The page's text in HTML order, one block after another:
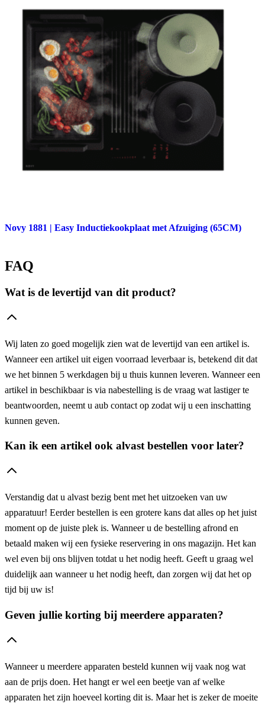
Novy 1881 | Easy Inductiekookplaat met Afzuiging (65CM)
FAQ
Wat is de levertijd van dit product?
Wij laten zo goed mogelijk zien wat de levertijd van een artikel is.
Wanneer een artikel uit eigen voorraad leverbaar is, betekend dit dat
we het binnen 5 werkdagen bij u thuis kunnen leveren. Wanneer een
artikel in beschikbaar is via nabestelling is de vraag wat lastiger te
beantwoorden, neemt u aub contact op zodat wij u een inschatting
kunnen geven.
Kan ik een artikel ook alvast bestellen voor later?
Verstandig dat u alvast bezig bent met het uitzoeken van uw
apparatuur! Eerder bestellen is een grotere kans dat alles op het juist
moment op de juiste plek is. Wanneer u de bestelling afrond en
betaald maken wij een fysieke reservering in ons magazijn. Het kan
wel even bij ons blijven totdat u het nodig heeft. Geeft u graag wel
duidelijk aan wanneer u het nodig heeft, dan zorgen wij dat het op
tijd bij uw is!
Geven jullie korting bij meerdere apparaten?
Wanneer u meerdere apparaten besteld kunnen wij vaak nog wat
aan de prijs doen. Het hangt er wel een beetje van af welke
apparaten het zijn hoeveel korting dit is. Maar het is zeker de moeite